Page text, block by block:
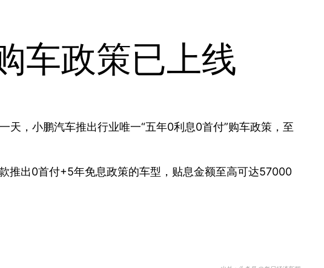
车政策已上线
，小鹏汽车推出行业唯一“五年0利息0首付”购车政策，至
推出0首付+5年免息政策的车型，贴息金额至高可达57000